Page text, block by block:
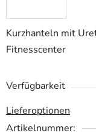
Kurzhanteln mit
Fitnesscenter
Verfügbarkeit
Lieferoptionen
Artikelnummer: